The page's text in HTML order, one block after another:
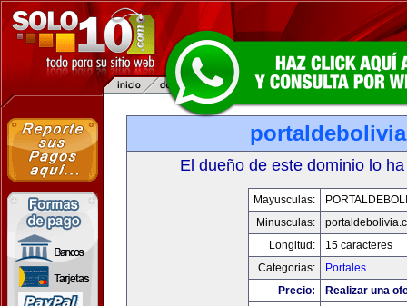
El dueño de este dominio lo
Mayusculas:
Minusculas:
Longitud:
15 caracteres
Categorias:
Portales
Precio:
Realizar una